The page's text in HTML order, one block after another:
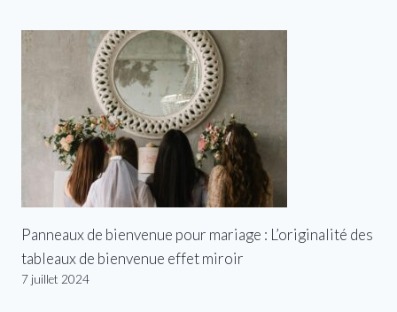
Panneaux de bienvenue pour mariage : L’originalité des
tableaux de bienvenue effet miroir
7 juillet 2024